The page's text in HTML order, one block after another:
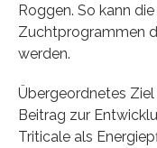
Roggen. So kann
Zuchtprogrammen
werden.
Übergeordnetes Ziel
Beitrag zur
Triticale als